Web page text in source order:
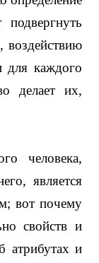
воздействию
для каждого
делает их,
человека,
является
вот почему
свойств и
атрибутах и